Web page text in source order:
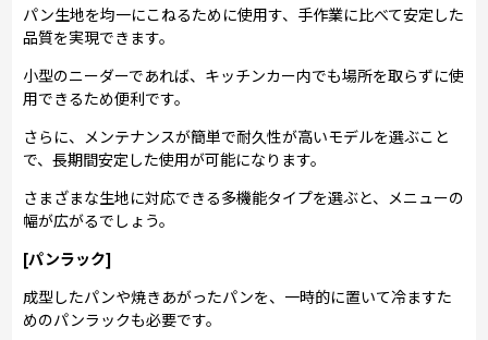
パン生地を均一にこねるために使用す、手作業に比べて安定した
品質を実現できます。
小型のニーダーであれば、キッチンカー内でも場所を取らずに使
用できるため便利です。
さらに、メンテナンスが簡単で耐久性が高いモデルを選ぶこと
で、長期間安定した使用が可能になります。
さまざまな生地に対応できる多機能タイプを選ぶと、メニューの
幅が広がるでしょう。
[パンラック]
成型したパンや焼きあがったパンを、一時的に置いて冷ますた
めのパンラックも必要です。